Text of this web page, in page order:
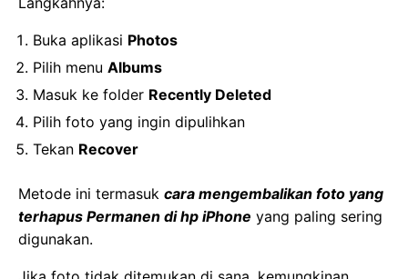
Buka aplikasi Photos
Pilih menu Albums
Masuk ke folder Recently Deleted
Pilih foto yang ingin dipulihkan
Tekan Recover
Metode ini termasuk cara mengembalikan foto yang
terhapus Permanen di hp iPhone yang paling sering
digunakan.